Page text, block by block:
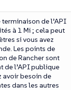
terminaison de l’API
à 1 Mi ; cela peut
si vous avez
Les points de
de Rancher sont
de l’API publique
avoir besoin de
dans les autres